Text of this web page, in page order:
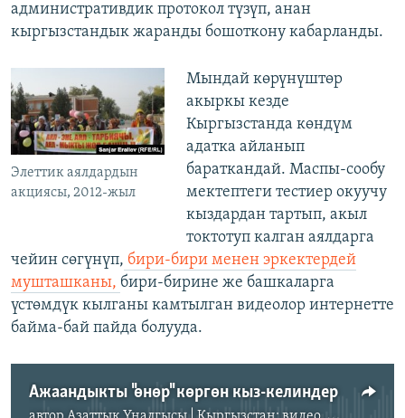
административдик протокол түзүп, анан
кыргызстандык жаранды бошоткону кабарланды.
Элеттик аялдардын
акциясы, 2012-жыл
Мындай көрүнүштөр
акыркы кезде
Кыргызстанда көндүм
адатка айланып
бараткандай. Маспы-сообу
мектептеги тестиер окуучу
кыздардан тартып, акыл
токтотуп калган аялдарга
чейин сөгүнүп, бири-бири менен эркектердей
мушташканы, бири-бирине же башкаларга
үстөмдүк кылганы камтылган видеолор интернетте
байма-бай пайда болууда.
Ажаандыкты "өнөр" көргөн кыз-келиндер